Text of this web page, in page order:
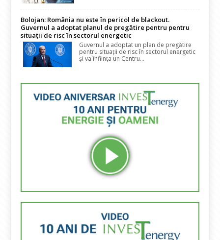
Bolojan: România nu este în pericol de blackout.
Guvernul a adoptat planul de pregătire pentru pentru
situații de risc în sectorul energetic
Guvernul a adoptat un plan de pregătire
pentru situații de risc în sectorul energetic
și va înființa un Centru...